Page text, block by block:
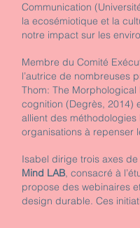
Communication
la ecosémiotique et la
notre impact sur les
Membre du Comité
l’autrice de nombreuses
Thom: The Morphological
cognition (Degrès, 2014)
allient des
organisations à repenser
Isabel dirige trois axes
Mind LAB, consacré à
propose des webinaires
design durable. Ces